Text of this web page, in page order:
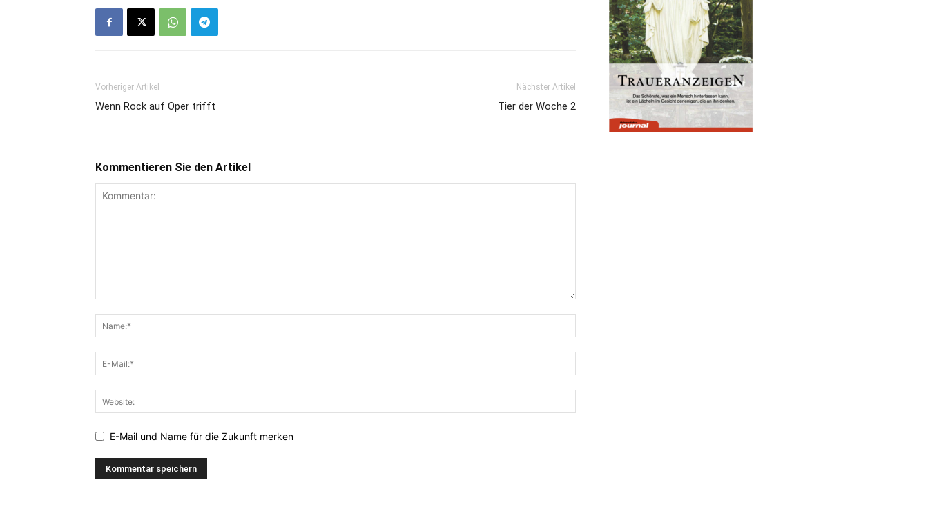
Vorheriger Artikel
Wenn Rock auf Oper trifft
Nächster Artikel
Tier der Woche 2
Kommentieren Sie den Artikel
E-Mail und Name für die Zukunft merken